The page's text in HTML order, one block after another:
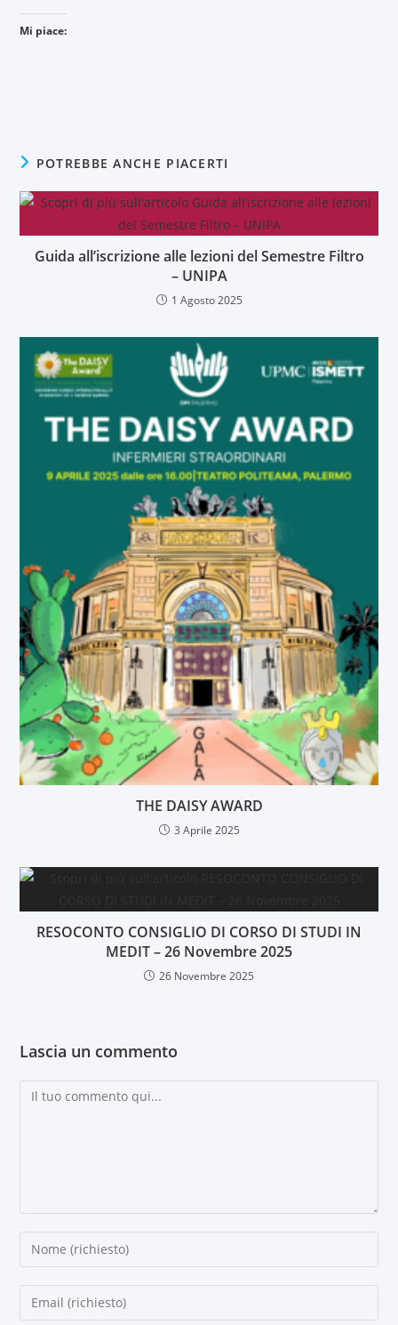
Mi piace:
POTREBBE ANCHE PIACERTI
Guida all’iscrizione alle lezioni del Semestre Filtro
– UNIPA
1 Agosto 2025
THE DAISY AWARD
3 Aprile 2025
RESOCONTO CONSIGLIO DI CORSO DI STUDI IN
MEDIT – 26 Novembre 2025
26 Novembre 2025
Lascia un commento